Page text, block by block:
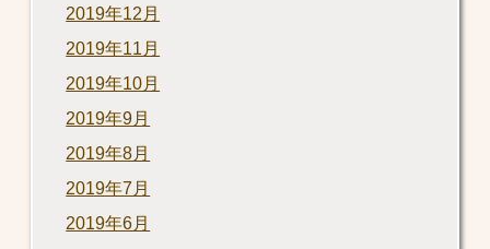
2019年12月
2019年11月
2019年10月
2019年9月
2019年8月
2019年7月
2019年6月